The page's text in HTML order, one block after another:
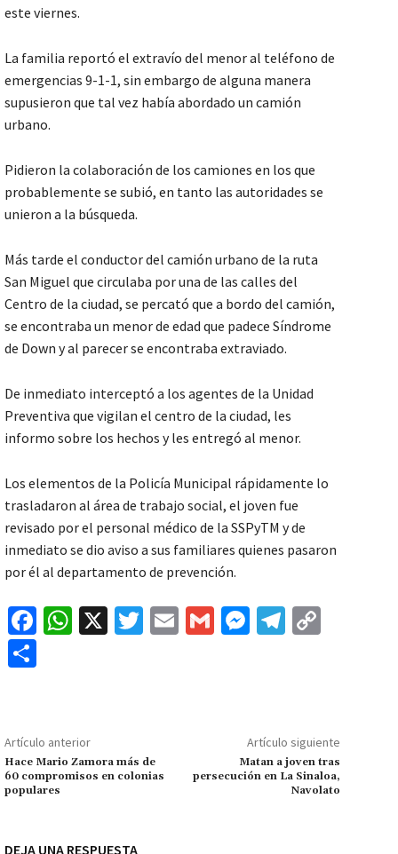
este viernes.
La familia reportó el extravío del menor al teléfono de
emergencias 9-1-1, sin embargo de alguna manera
supusieron que tal vez había abordado un camión
urbano.
Pidieron la colaboración de los camiones en los que
probablemente se subió, en tanto las autoridades se
unieron a la búsqueda.
Más tarde el conductor del camión urbano de la ruta
San Miguel que circulaba por una de las calles del
Centro de la ciudad, se percató que a bordo del camión,
se encontraba un menor de edad que padece Síndrome
de Down y al parecer se encontraba extraviado.
De inmediato interceptó a los agentes de la Unidad
Preventiva que vigilan el centro de la ciudad, les
informo sobre los hechos y les entregó al menor.
Los elementos de la Policía Municipal rápidamente lo
trasladaron al área de trabajo social, el joven fue
revisado por el personal médico de la SSPyTM y de
inmediato se dio aviso a sus familiares quienes pasaron
por él al departamento de prevención.
Fa
o
k
W
p
p
X
T
E
G
M
ge
r
Te
m Li
n
k
p
ar
tir
Artículo anterior
Hace Mario Zamora más de
60 compromisos en colonias
populares
Artículo siguiente
Matan a joven tras
persecución en La Sinaloa,
Navolato
DEJA UNA RESPUESTA